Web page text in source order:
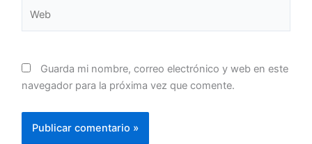
Guarda mi nombre, correo electrónico y web en este
navegador para la próxima vez que comente.